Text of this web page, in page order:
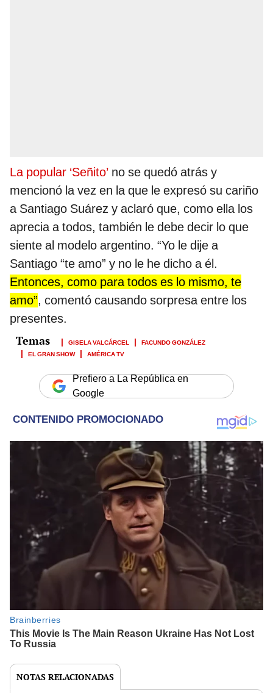
La popular ‘Señito’ no se quedó atrás y
mencionó la vez en la que le expresó su cariño
a Santiago Suárez y aclaró que, como ella los
aprecia a todos, también le debe decir lo que
siente al modelo argentino. “Yo le dije a
Santiago “te amo” y no le he dicho a él.
Entonces, como para todos es lo mismo, te
amo”, comentó causando sorpresa entre los
presentes.
GISELA VALCÁRCEL
FACUNDO GONZÁLEZ
EL GRAN SHOW
AMÉRICA TV
Prefiero a La República en
Google
NOTAS RELACIONADAS